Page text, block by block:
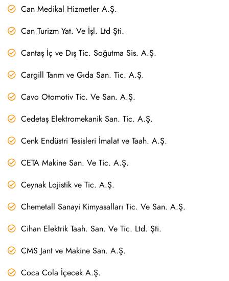
Can Medikal Hizmetler A.Ş.
Can Turizm Yat. Ve İşl. Ltd Şti.
Cantaş İç ve Dış Tic. Soğutma Sis. A.Ş.
Cargill Tarım ve Gıda San. Tic. A.Ş.
Cavo Otomotiv Tic. Ve San. A.Ş.
Cedetaş Elektromekanik San. Tic. A.Ş.
Cenk Endüstri Tesisleri İmalat ve Taah. A.Ş.
CETA Makine San. Ve Tic. A.Ş.
Ceynak Lojistik ve Tic. A.Ş.
Chemetall Sanayi Kimyasalları Tic. Ve San. A.Ş.
Cihan Elektrik Taah. San. Ve Tic. Ltd. Şti.
CMS Jant ve Makine San. A.Ş.
Coca Cola İçecek A.Ş.